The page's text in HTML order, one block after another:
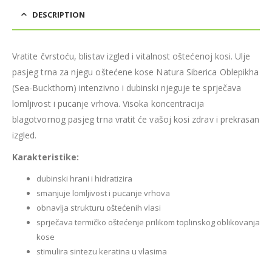
DESCRIPTION
Vratite čvrstoću, blistav izgled i vitalnost oštećenoj kosi. Ulje
pasjeg trna za njegu oštećene kose Natura Siberica Oblepikha
(Sea-Buckthorn) intenzivno i dubinski njeguje te sprječava
lomljivost i pucanje vrhova. Visoka koncentracija
blagotvornog pasjeg trna vratit će vašoj kosi zdrav i prekrasan
izgled.
Karakteristike:
dubinski hrani i hidratizira
smanjuje lomljivost i pucanje vrhova
obnavlja strukturu oštećenih vlasi
sprječava termičko oštećenje prilikom toplinskog oblikovanja
kose
stimulira sintezu keratina u vlasima